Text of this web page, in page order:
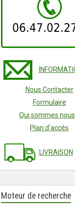
Nous Contacter
Formulaire
Qui sommes nous
Plan d'accés
LIVRAISON
Moteur de recherche